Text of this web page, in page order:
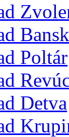
Poltár
Detva